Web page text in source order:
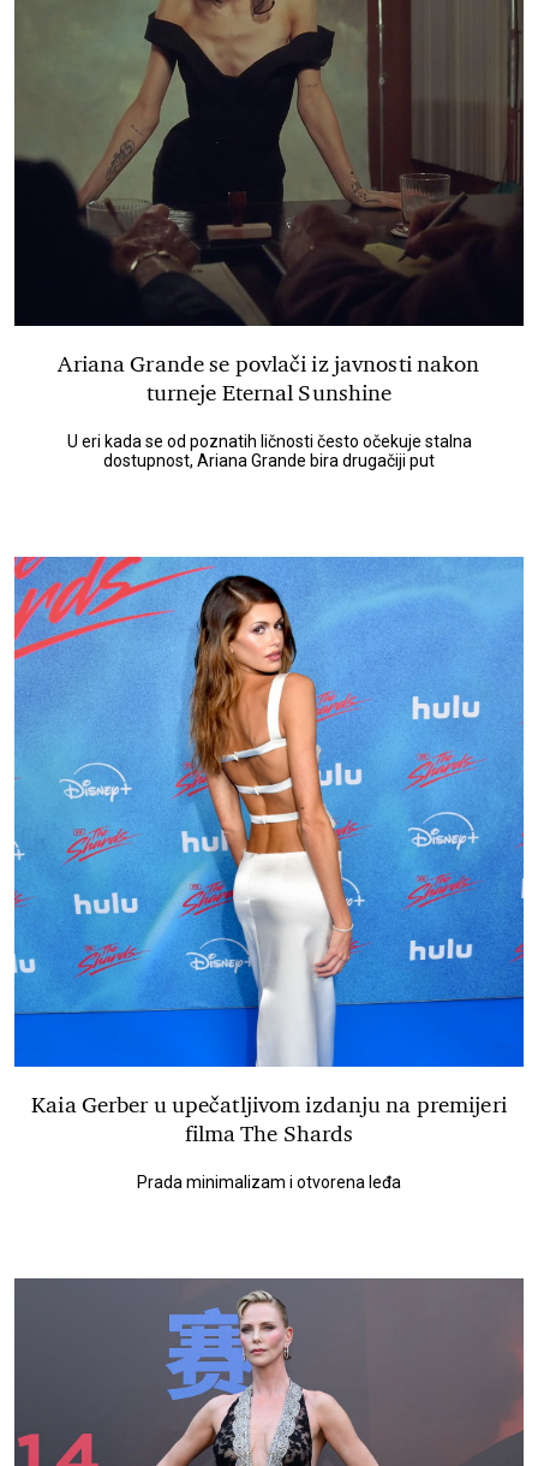
Ariana Grande se povlači iz javnosti nakon
turneje Eternal Sunshine
U eri kada se od poznatih ličnosti često očekuje stalna
dostupnost, Ariana Grande bira drugačiji put
Kaia Gerber u upečatljivom izdanju na premijeri
filma The Shards
Prada minimalizam i otvorena leđa